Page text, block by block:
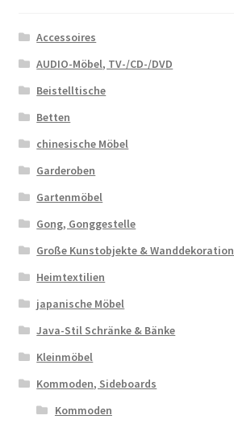
Accessoires
AUDIO-Möbel, TV-/CD-/DVD
Beistelltische
Betten
chinesische Möbel
Garderoben
Gartenmöbel
Gong, Gonggestelle
Große Kunstobjekte & Wanddekoration
Heimtextilien
japanische Möbel
Java-Stil Schränke & Bänke
Kleinmöbel
Kommoden, Sideboards
Kommoden